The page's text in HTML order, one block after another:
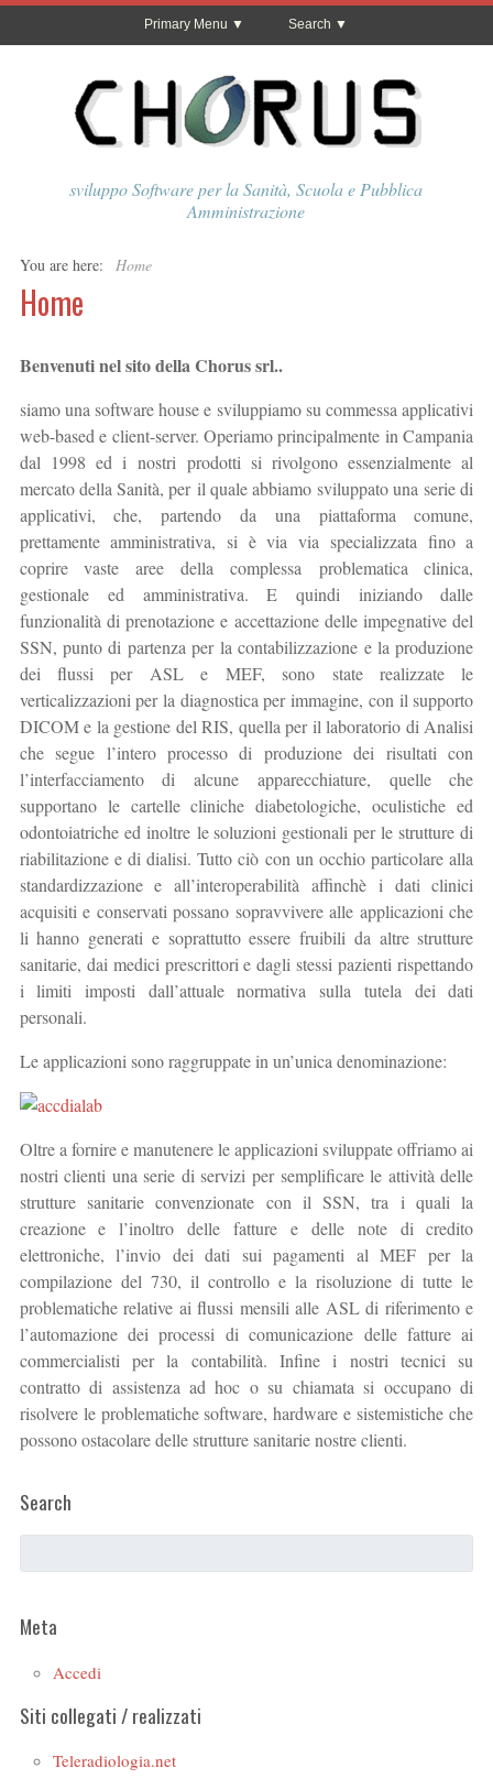
Primary Menu Search
sviluppo Software per la Sanità, Scuola e Pubblica
Amministrazione
You are here: Home
Home
Benvenuti nel sito della Chorus srl..
siamo una software house e sviluppiamo su commessa applicativi
web-based e client-server. Operiamo principalmente in Campania
dal 1998 ed i nostri prodotti si rivolgono essenzialmente al
mercato della Sanità, per il quale abbiamo sviluppato una serie di
applicativi, che, partendo da una piattaforma comune,
prettamente amministrativa, si è via via specializzata fino a
coprire vaste aree della complessa problematica clinica,
gestionale ed amministrativa. E quindi iniziando dalle
funzionalità di prenotazione e accettazione delle impegnative del
SSN, punto di partenza per la contabilizzazione e la produzione
dei flussi per ASL e MEF, sono state realizzate le
verticalizzazioni per la diagnostica per immagine, con il supporto
DICOM e la gestione del RIS, quella per il laboratorio di Analisi
che segue l’intero processo di produzione dei risultati con
l’interfacciamento di alcune apparecchiature, quelle che
supportano le cartelle cliniche diabetologiche, oculistiche ed
odontoiatriche ed inoltre le soluzioni gestionali per le strutture di
riabilitazione e di dialisi. Tutto ciò con un occhio particolare alla
standardizzazione e all’interoperabilità affinchè i dati clinici
acquisiti e conservati possano sopravvivere alle applicazioni che
li hanno generati e soprattutto essere fruibili da altre strutture
sanitarie, dai medici prescrittori e dagli stessi pazienti rispettando
i limiti imposti dall’attuale normativa sulla tutela dei dati
personali.
Le applicazioni sono raggruppate in un’unica denominazione:
Oltre a fornire e manutenere le applicazioni sviluppate offriamo ai
nostri clienti una serie di servizi per semplificare le attività delle
strutture sanitarie convenzionate con il SSN, tra i quali la
creazione e l’inoltro delle fatture e delle note di credito
elettroniche, l’invio dei dati sui pagamenti al MEF per la
compilazione del 730, il controllo e la risoluzione di tutte le
problematiche relative ai flussi mensili alle ASL di riferimento e
l’automazione dei processi di comunicazione delle fatture ai
commercialisti per la contabilità. Infine i nostri tecnici su
contratto di assistenza ad hoc o su chiamata si occupano di
risolvere le problematiche software, hardware e sistemistiche che
possono ostacolare delle strutture sanitarie nostre clienti.
Search
Meta
Accedi
Siti collegati / realizzati
Teleradiologia.net